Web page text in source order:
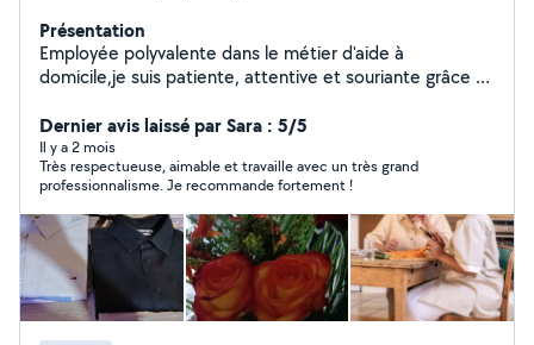
Présentation
Employée polyvalente dans le métier d'aide à
domicile,je suis patiente, attentive et souriante grâce à
de plus de 3 ans. Je suis disponible matin, soir, nuit,
weekend et jours fériés.
Dernier avis laissé par Sara : 5/5
Il y a 2 mois
Très respectueuse, aimable et travaille avec un très grand
professionnalisme. Je recommande fortement !